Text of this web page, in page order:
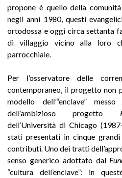
propone è quello della
negli anni 1980, questi
ortodossa e oggi circa settanta
di villaggio vicino alla loro
parrocchiale.
Per l’osservatore delle
contemporaneo, il progetto non
modello dell’“enclave”
dell’ambizioso progetto
dell’Università di Chicago
stati presentati in cinque
contributi. Uno dei tratti
senso generico adottato dal
“cultura dell’enclave”: in